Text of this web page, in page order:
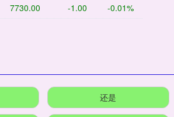
7730.00 -1.00 -0.01%
还是